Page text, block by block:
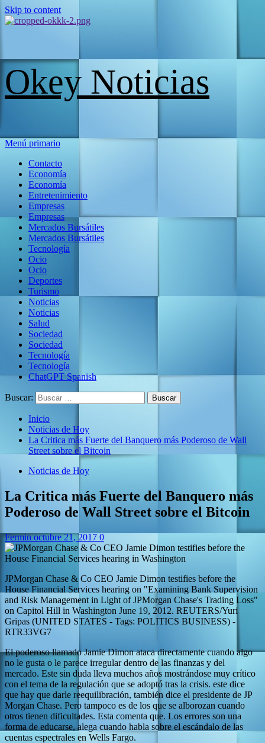
Skip to content
Okey Noticias
Menú primario
Contacto
Economía
Economía
Entretenimiento
Empresas
Empresas
Mercados Bursátiles
Mercados Bursátiles
Tecnología
Ocio
Ocio
Deportes
Turismo
Noticias
Noticias
Salud
Sociedad
Sociedad
Tecnología
Tecnología
ChatGPT Spanish
Buscar:
Inicio
Noticias de Hoy
La Critica más Fuerte del Banquero más Poderoso de Wall
Street sobre el Bitcoin
Noticias de Hoy
La Critica más Fuerte del Banquero más
Poderoso de Wall Street sobre el Bitcoin
Ferminoctubre 21, 2017 0
JPMorgan Chase & Co CEO Jamie Dimon testifies before the
House Financial Services hearing on "Examining Bank Supervision
and Risk Management in Light of JPMorgan Chase's Trading Loss"
on Capitol Hill in Washington June 19, 2012. REUTERS/Yuri
Gripas (UNITED STATES - Tags: POLITICS BUSINESS) -
RTR33VG7
El poderoso llamado Jamie Dimon ataca directamente cuando algo
no le gusta o le parece irregular dentro de las finanzas y del
mercado. Este sin duda lleva muchos años mostrándose muy crítico
con el tema de la regulación que se adoptó tras la crisis. este dice
que hay que darle reequilibración, también dice el presidente de JP
Morgan Chase. Pero tampoco es de los que se alborozan cuando
otros tienen dificultades. Esta comenta que. Los errores son una
forma de educarse, alega cuando habla sobre el escándalo de las
cuentas espectrales en Wells Fargo.